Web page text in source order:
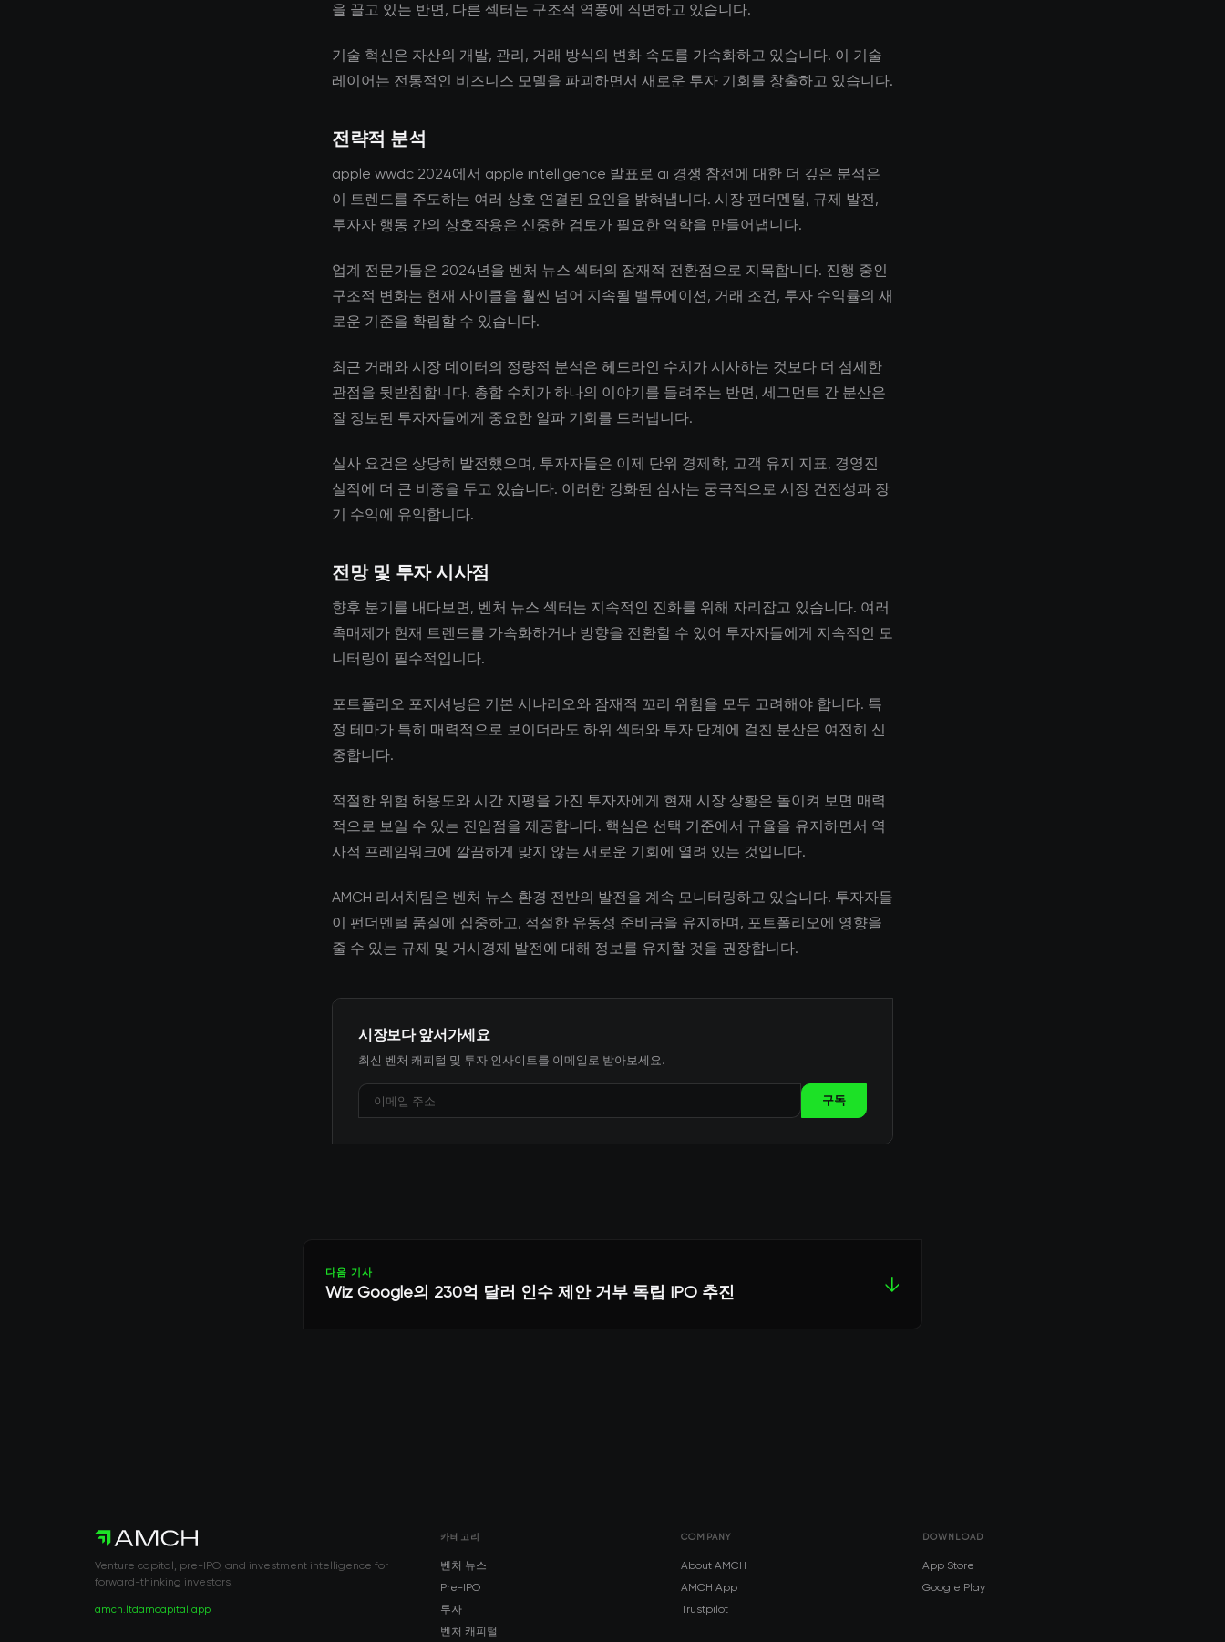
을 끌고 있는 반면, 다른 섹터는 구조적 역풍에 직면하고 있습니다.
기술 혁신은 자산의 개발, 관리, 거래 방식의 변화 속도를 가속화하고 있습니다. 이 기술
레이어는 전통적인 비즈니스 모델을 파괴하면서 새로운 투자 기회를 창출하고 있습니다.
전략적 분석
apple wwdc 2024에서 apple intelligence 발표로 ai 경쟁 참전에 대한 더 깊은 분석은
이 트렌드를 주도하는 여러 상호 연결된 요인을 밝혀냅니다. 시장 펀더멘털, 규제 발전,
투자자 행동 간의 상호작용은 신중한 검토가 필요한 역학을 만들어냅니다.
업계 전문가들은 2024년을 벤처 뉴스 섹터의 잠재적 전환점으로 지목합니다. 진행 중인
구조적 변화는 현재 사이클을 훨씬 넘어 지속될 밸류에이션, 거래 조건, 투자 수익률의 새
로운 기준을 확립할 수 있습니다.
최근 거래와 시장 데이터의 정량적 분석은 헤드라인 수치가 시사하는 것보다 더 섬세한
관점을 뒷받침합니다. 총합 수치가 하나의 이야기를 들려주는 반면, 세그먼트 간 분산은
잘 정보된 투자자들에게 중요한 알파 기회를 드러냅니다.
실사 요건은 상당히 발전했으며, 투자자들은 이제 단위 경제학, 고객 유지 지표, 경영진
실적에 더 큰 비중을 두고 있습니다. 이러한 강화된 심사는 궁극적으로 시장 건전성과 장
기 수익에 유익합니다.
전망 및 투자 시사점
향후 분기를 내다보면, 벤처 뉴스 섹터는 지속적인 진화를 위해 자리잡고 있습니다. 여러
촉매제가 현재 트렌드를 가속화하거나 방향을 전환할 수 있어 투자자들에게 지속적인 모
니터링이 필수적입니다.
포트폴리오 포지셔닝은 기본 시나리오와 잠재적 꼬리 위험을 모두 고려해야 합니다. 특
정 테마가 특히 매력적으로 보이더라도 하위 섹터와 투자 단계에 걸친 분산은 여전히 신
중합니다.
적절한 위험 허용도와 시간 지평을 가진 투자자에게 현재 시장 상황은 돌이켜 보면 매력
적으로 보일 수 있는 진입점을 제공합니다. 핵심은 선택 기준에서 규율을 유지하면서 역
사적 프레임워크에 깔끔하게 맞지 않는 새로운 기회에 열려 있는 것입니다.
AMCH 리서치팀은 벤처 뉴스 환경 전반의 발전을 계속 모니터링하고 있습니다. 투자자들
이 펀더멘털 품질에 집중하고, 적절한 유동성 준비금을 유지하며, 포트폴리오에 영향을
줄 수 있는 규제 및 거시경제 발전에 대해 정보를 유지할 것을 권장합니다.
시장보다 앞서가세요
최신 벤처 캐피털 및 투자 인사이트를 이메일로 받아보세요.
구독
다음 기사
Wiz Google의 230억 달러 인수 제안 거부 독립 IPO 추진 ↓
Venture capital, pre-IPO, and investment intelligence for
forward-thinking investors.
amch.ltdamcapital.app
카테고리
벤처 뉴스
Pre-IPO
투자
벤처 캐피털
COMPANY
About AMCH
AMCH App
Trustpilot
DOWNLOAD
App Store
Google Play